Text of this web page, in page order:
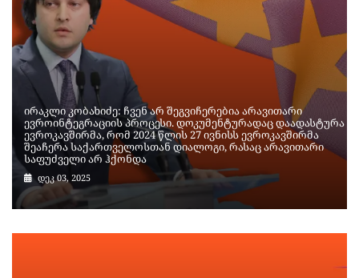
ირაკლი კობახიძე: ჩვენ არ შეგვიჩერებია არავითარი
ევროინტეგრაციის პროცესი. დოკუმენტურადაც დაადასტურა
ევროკავშირმა, რომ 2024 წლის 27 ივნისს ევროკავშირმა
შეაჩერა საქართველოსთან დიალოგი, რასაც არავითარი
საფუძველი არ ჰქონდა
დეკ 03, 2025